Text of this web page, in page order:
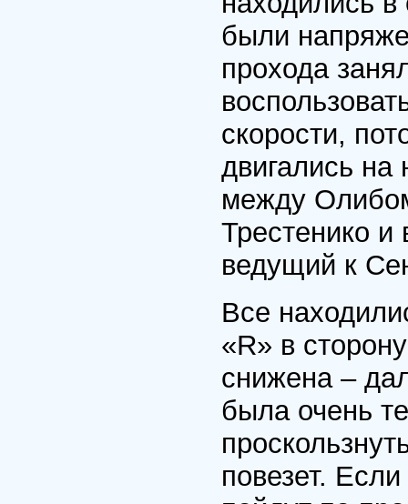
были
прохода
скорости,
двигались на
между
Трестенико
ведущий к
Все
«R» в
снижена –
была очень
повезет.